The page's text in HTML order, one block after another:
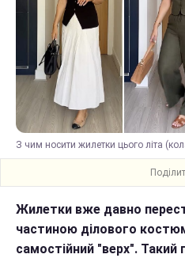
З чим носити жилетки цього літа
Жилетки вже давно
частиною ділового
самостійний "верх".